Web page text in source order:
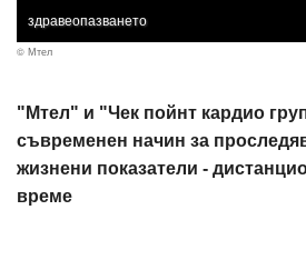
здравеопазването
© Мтел
"Мтел" и "Чек пойнт кардио
съвременен начин за
жизнени показатели -
време